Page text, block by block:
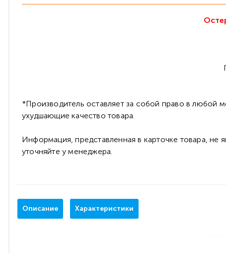
*Производитель оставляет за собой право в любой
ухудшающие качество товара.
Информация, представленная в карточке товара, не
уточняйте у менеджера.
Описание Характеристики